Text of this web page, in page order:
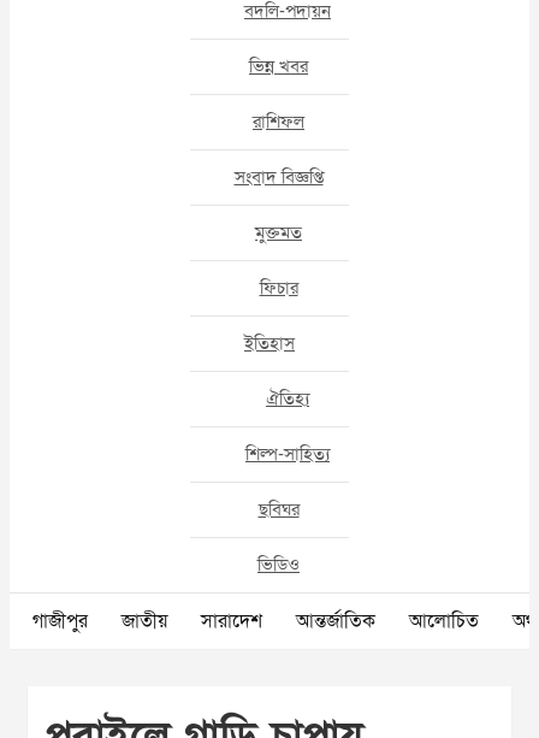
বদলি-পদায়ন
ভিন্ন খবর
রাশিফল
সংবাদ বিজ্ঞপ্তি
মুক্তমত
ফিচার
ইতিহাস
ঐতিহ্য
শিল্প-সাহিত্য
ছবিঘর
ভিডিও
গাজীপুর জাতীয় সারাদেশ আন্তর্জাতিক আলোচিত